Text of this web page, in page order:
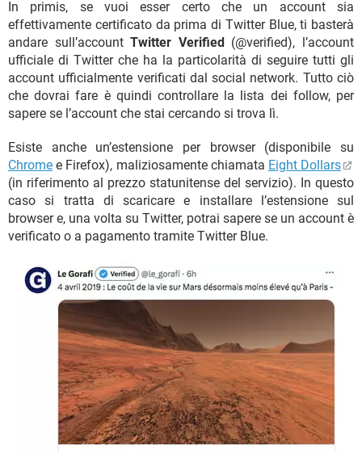
In primis, se vuoi esser certo che un account sia
effettivamente certificato da prima di Twitter Blue, ti basterà
andare sull’accountTwitter Verified
(@verified), l’account
ufficiale di Twitter che ha la particolarità di seguire tutti gli
account ufficialmente verificati dal social network. Tutto ciò
che dovrai fare è quindi controllare la lista dei follow, per
sapere se l’account che stai cercando si trova lì.
Esiste anche un’estensione per browser (disponibile su
Chrome e Firefox), maliziosamente chiamata Eight Dollars
(in riferimento al prezzo statunitense del servizio). In questo
caso si tratta di scaricare e installare l’estensione sul
browser e, una volta su Twitter, potrai sapere se un account è
verificato o a pagamento tramite Twitter Blue.